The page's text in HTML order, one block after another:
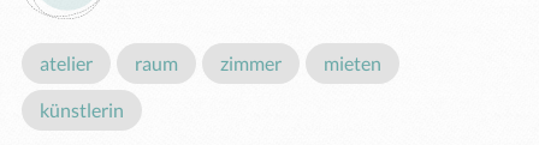
atelier raum zimmer mieten
künstlerin